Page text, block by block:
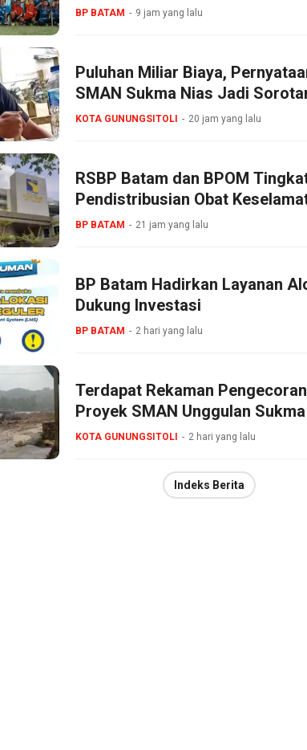
BP BATAM 9 jam yang lalu
Puluhan Miliar Biaya,
SMAN Sukma Nias Jadi
KOTA GUNUNGSITOLI 20 jam yang lalu
RSBP Batam dan BPOM
Pendistribusian Obat
BP BATAM 21 jam yang lalu
BP Batam Hadirkan Layanan
Dukung Investasi
BP BATAM 2 hari yang lalu
Terdapat Rekaman
Proyek SMAN Unggulan
KOTA GUNUNGSITOLI 2 hari yang lalu
Indeks Berita